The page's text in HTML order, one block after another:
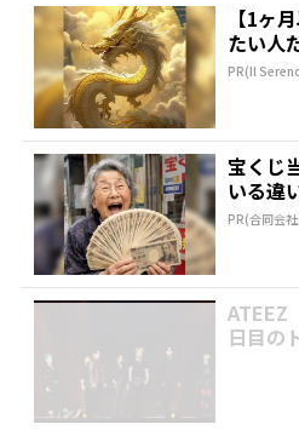
【1ヶ
たい人
PR(Il
宝くじ
いる違
PR(合同会
ATEEZ
日目の